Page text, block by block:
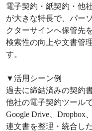
電子契約・紙契約・他
が大きな特長で、パー
クターサインへ保管先
検索性の向上や文書管
す。
▼活用シーン例
過去に締結済みの契約
他社の電子契約ツール
Google Drive、Dropbox
連文書を整理・統合し